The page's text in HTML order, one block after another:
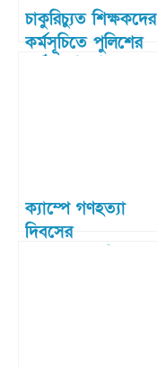
চাকুরিচ্যুত শিক্ষকদের
কর্মসূচিতে পুলিশের
ক্যাম্পে গণহত্যা
দিবসের